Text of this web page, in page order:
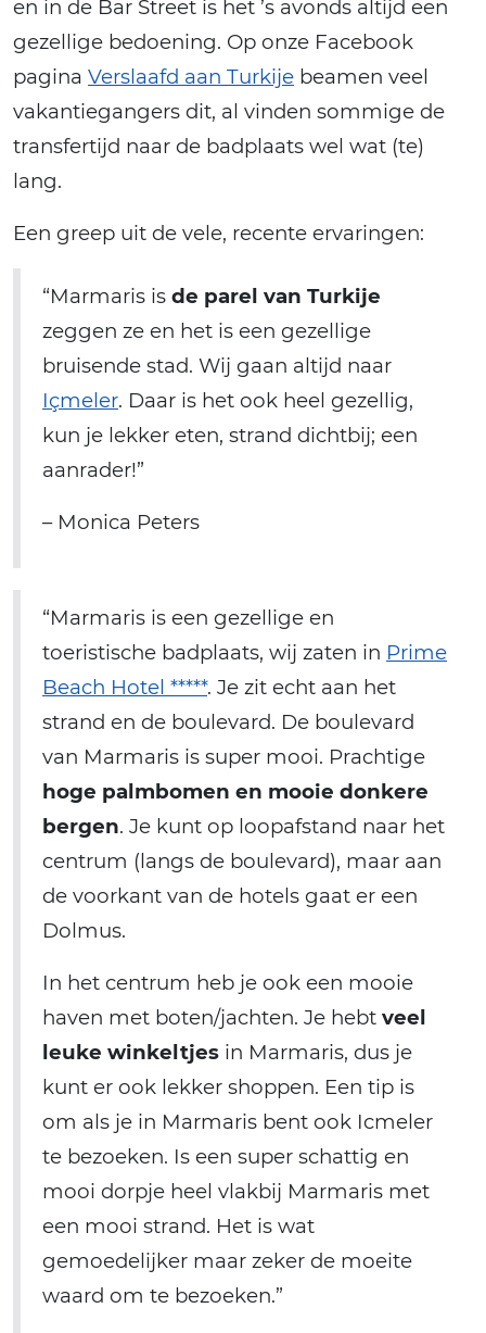
en in de Bar Street is het ’s avonds altijd een
gezellige bedoening. Op onze Facebook
pagina Verslaafd aan Turkije beamen veel
vakantiegangers dit, al vinden sommige de
transfertijd naar de badplaats wel wat (te)
lang.
Een greep uit de vele, recente ervaringen:
“Marmaris is de parel van Turkije
zeggen ze en het is een gezellige
bruisende stad. Wij gaan altijd naar
Içmeler. Daar is het ook heel gezellig,
kun je lekker eten, strand dichtbij; een
aanrader!”
– Monica Peters
“Marmaris is een gezellige en
toeristische badplaats, wij zaten in Prime
Beach Hotel *****. Je zit echt aan het
strand en de boulevard. De boulevard
van Marmaris is super mooi. Prachtige
hoge palmbomen en mooie donkere
bergen. Je kunt op loopafstand naar het
centrum (langs de boulevard), maar aan
de voorkant van de hotels gaat er een
Dolmus.
In het centrum heb je ook een mooie
haven met boten/jachten. Je hebt veel
leuke winkeltjes in Marmaris, dus je
kunt er ook lekker shoppen. Een tip is
om als je in Marmaris bent ook Icmeler
te bezoeken. Is een super schattig en
mooi dorpje heel vlakbij Marmaris met
een mooi strand. Het is wat
gemoedelijker maar zeker de moeite
waard om te bezoeken.”